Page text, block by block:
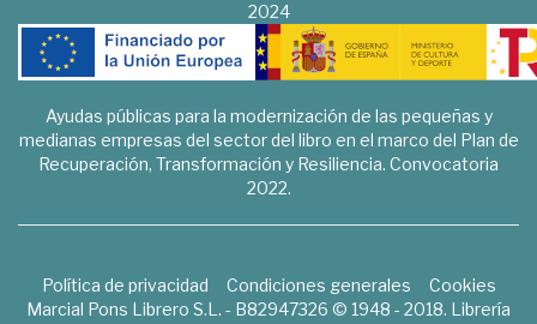
2024
Ayudas públicas para la modernización de las pequeñas y
medianas empresas del sector del libro en el marco del Plan de
Recuperación, Transformación y Resiliencia. Convocatoria
2022.
Política de privacidad Condiciones generales
Cookies
Marcial Pons Librero S.L. - B82947326 © 1948 - 2018. Librería